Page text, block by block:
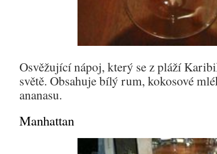
Osvěžující nápoj, který se z pláží
světě. Obsahuje bílý rum, kokosové
ananasu.
Manhattan